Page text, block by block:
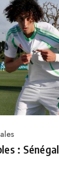
: Sénégal